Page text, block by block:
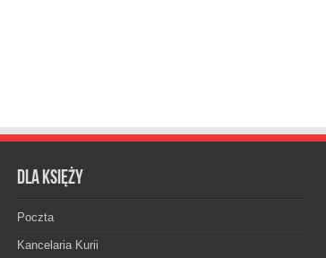
Dla księży
Poczta
Kancelaria Kurii